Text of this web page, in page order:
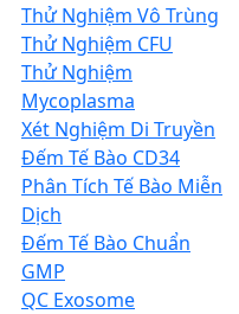
Thử Nghiệm Vô Trùng
Thử Nghiệm CFU
Thử Nghiệm
Mycoplasma
Xét Nghiệm Di Truyền
Đếm Tế Bào CD34
Phân Tích Tế Bào Miễn
Dịch
Đếm Tế Bào Chuẩn
GMP
QC Exosome